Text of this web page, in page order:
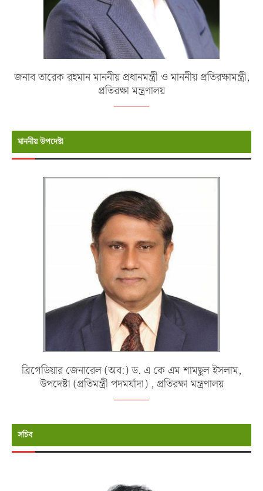
জনাব তারেক রহমান মাননীয় প্রধানমন্ত্রী ও মাননীয় প্রতিরক্ষামন্ত্রী,
প্রতিরক্ষা মন্ত্রণালয়
মাননীয় উপদেষ্টা
ব্রিগেডিয়ার জেনারেল (অব:) ড. এ কে এম শামছুল ইসলাম,
উপদেষ্টা (প্রতিমন্ত্রী পদমর্যাদা) , প্রতিরক্ষা মন্ত্রণালয়
সচিব